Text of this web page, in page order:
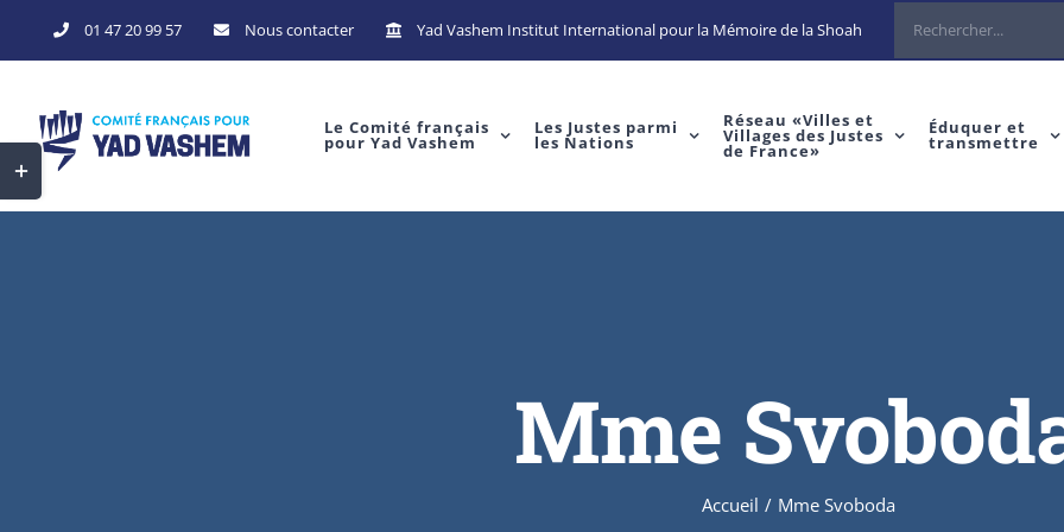
to
01 47 20 99 57 Nous contacter Yad Vashem Institut International pour la Mémoire de la Shoah Rechercher
Le Comité français
pour Yad Vashem
Les Justes parmi
les Nations
Réseau «Villes et
Villages des Justes
de France»
Éduquer et
transmettre
Mme
Accueil / Mme Svoboda
Toggle
Sliding